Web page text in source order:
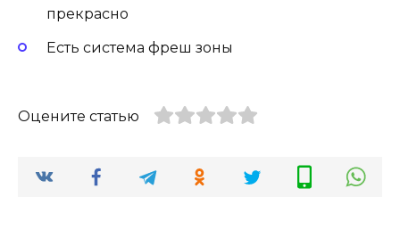
прекрасно
Есть система фреш зоны
Оцените статью